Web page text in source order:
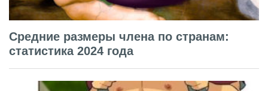
Средние размеры члена по странам:
статистика 2024 года